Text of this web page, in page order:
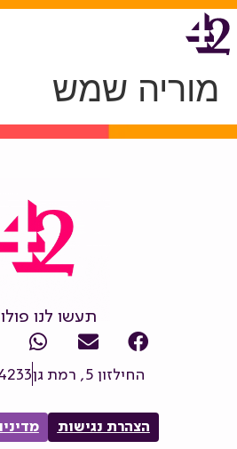
מוריה שמש
תעשו לנו
החילזון 5, רמת גן
הצהרת נגישות